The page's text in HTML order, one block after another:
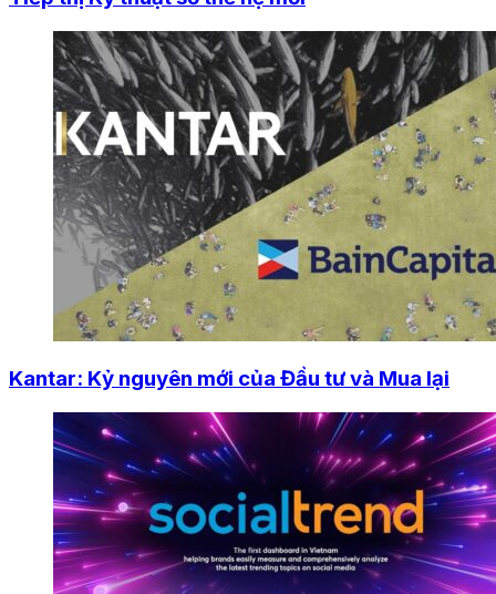
Kantar: Kỷ nguyên mới của Đầu tư và Mua lại